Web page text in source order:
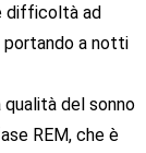
difficoltà ad
portando a notti
qualità del sonno
REM, che è